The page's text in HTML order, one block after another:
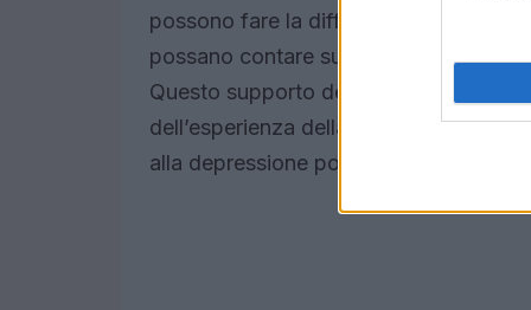
possono fare la differenza. È
possano contare su una rete di
Questo supporto deve essere
dell’esperienza della gravidanza e
alla depressione post-partum.